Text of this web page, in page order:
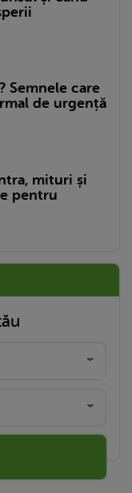
Semnele care
de urgență
mituri și
pentru